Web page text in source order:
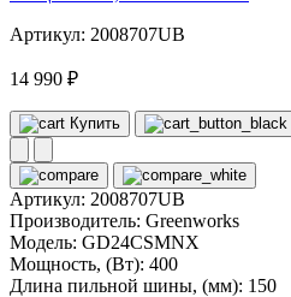
Артикул: 2008707UB
14 990 ₽
Купить
Артикул: 2008707UB
Производитель: Greenworks
Модель: GD24CSMNX
Мощность, (Вт): 400
Длина пильной шины, (мм): 150